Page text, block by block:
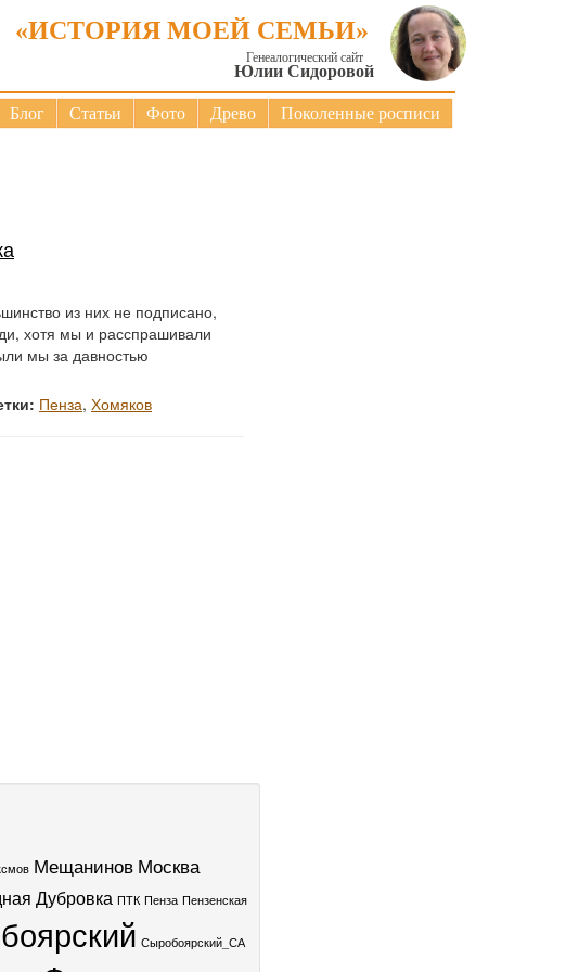
«ИСТОРИЯ МОЕЙ СЕМЬИ»
Генеалогический сайт
Юлии Сидоровой
Поколенные росписи
Древо
Фото
Статьи
Блог
из них не подписано,
хотя мы и расспрашивали
мы за давностью
Пенза, Хомяков
Мещанинов Москва
Дубровка ПТК Пенза Пензенская
Сыробоярский_СА